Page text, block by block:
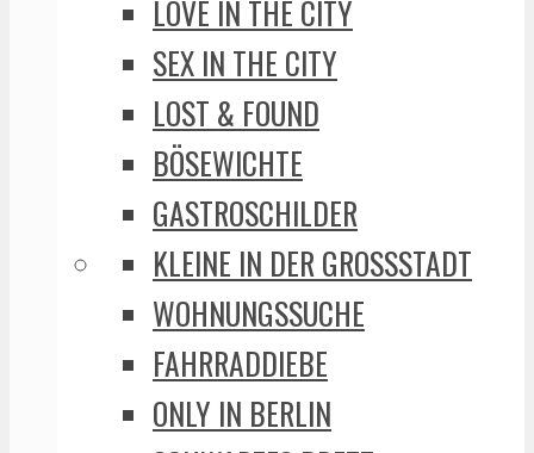
LOVE IN THE CITY
SEX IN THE CITY
LOST & FOUND
BÖSEWICHTE
GASTROSCHILDER
KLEINE IN DER GROSSSTADT
WOHNUNGSSUCHE
FAHRRADDIEBE
ONLY IN BERLIN